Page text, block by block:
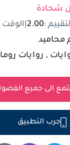
شحادة
:
2.00 الوقت
محاميد
, روايات
الى جميع
جرب التطبيق